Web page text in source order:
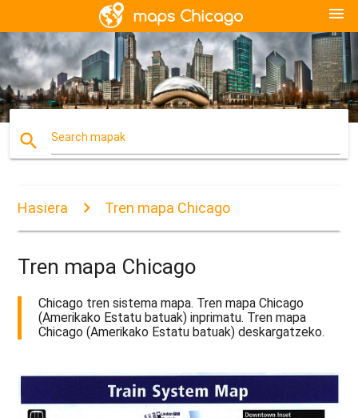
menu
search Search mapak
Hasiera Tren mapa Chicago
Tren mapa Chicago
Chicago tren sistema mapa. Tren mapa Chicago
(Amerikako Estatu batuak) inprimatu. Tren mapa
Chicago (Amerikako Estatu batuak) deskargatzeko.